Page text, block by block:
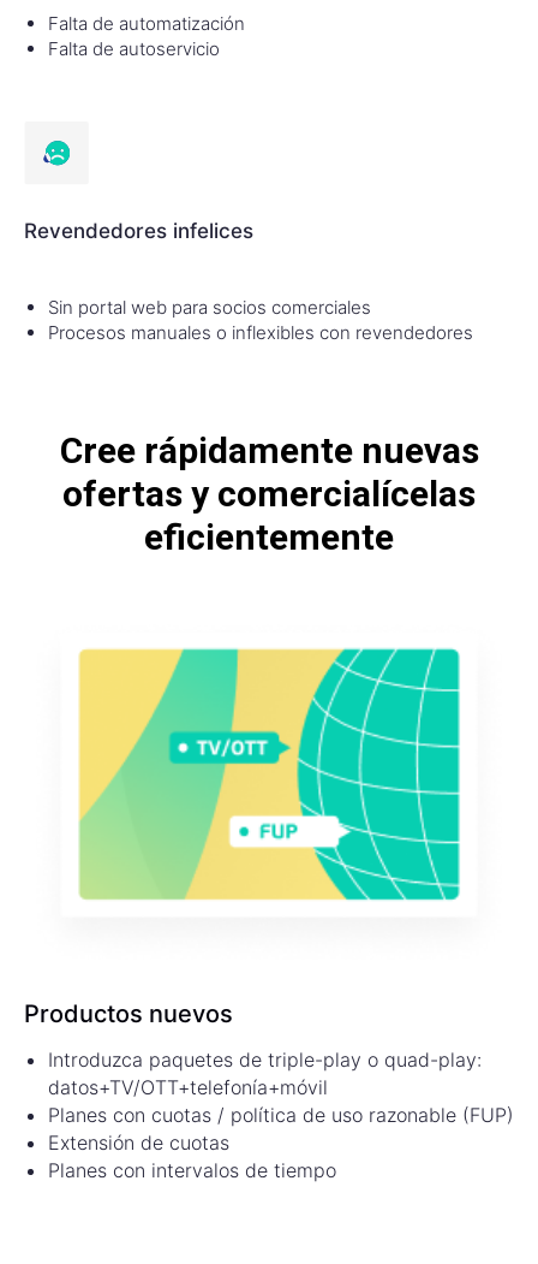
Falta de automatización
Falta de autoservicio
Revendedores infelices
Sin portal web para socios comerciales
Procesos manuales o inflexibles con revendedores
Cree rápidamente nuevas
ofertas y comercialícelas
eficientemente
Productos nuevos
Introduzca paquetes de triple-play o quad-play:
datos+TV/OTT+telefonía+móvil
Planes con cuotas / política de uso razonable (FUP)
Extensión de cuotas
Planes con intervalos de tiempo